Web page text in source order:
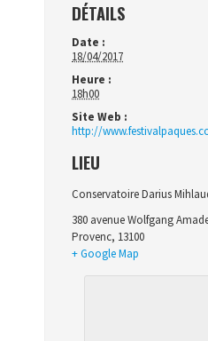
DÉTAILS
Date :
18/04/2017
Heure :
18h00
Site Web :
http://
LIEU
Conservatoire Darius
380 avenue Wolfgang
Provenc, 13100
+ Google Map